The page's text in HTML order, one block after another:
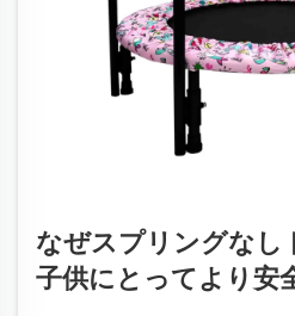
なぜスプリングなし
子供にとってより安